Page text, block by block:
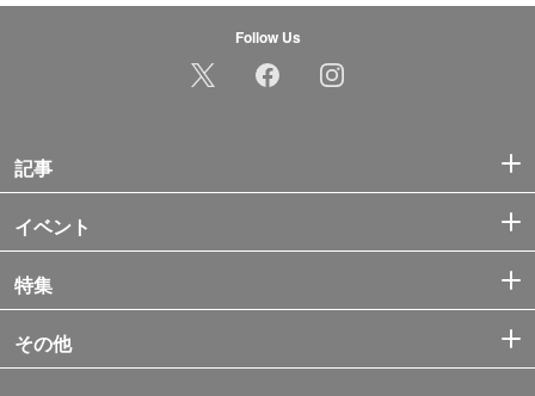
Follow Us
記事
イベント
特集
その他